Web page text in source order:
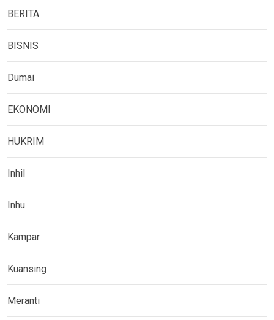
BERITA
BISNIS
Dumai
EKONOMI
HUKRIM
Inhil
Inhu
Kampar
Kuansing
Meranti